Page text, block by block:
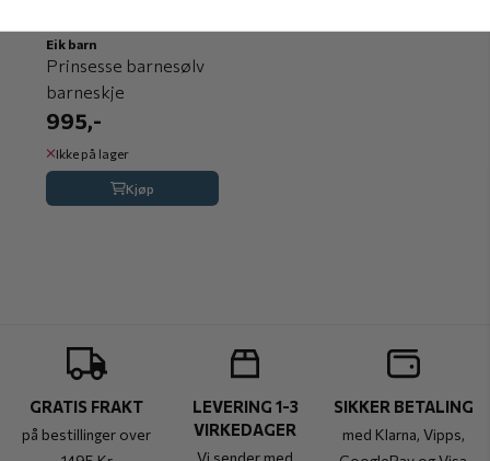
Eik barn
Prinsesse barnesølv
barneskje
995,-
Ikke på lager
Kjøp
GRATIS FRAKT
på bestillinger over
LEVERING 1-3
VIRKEDAGER
Vi sender med
SIKKER BETALING
med Klarna, Vipps,